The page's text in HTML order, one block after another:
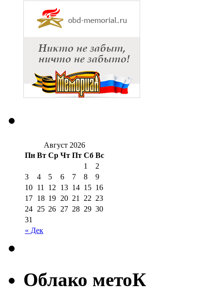
Август 2026
Пн Вт Ср Чт Пт Сб Вс
« Дек
1
2
3
4 5 6 7 8
9
10 11 12 13 14 15 16
17 18 19 20 21 22 23
24 25 26 27 28 29 30
31
Облако метоК